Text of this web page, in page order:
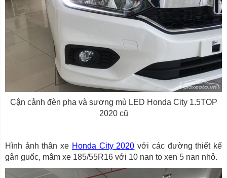
Cận cảnh đèn pha và sương mù LED Honda City 1.5TOP
2020 cũ
Hình ảnh thân xe Honda City 2020 với các đường thiết kế
gân guốc, mâm xe 185/55R16 với 10 nan to xen 5 nan nhỏ.